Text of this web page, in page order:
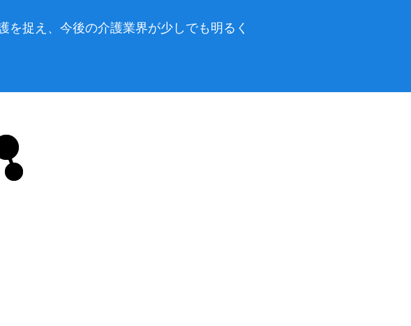
捉え、今後の介護業界が少しでも明るく